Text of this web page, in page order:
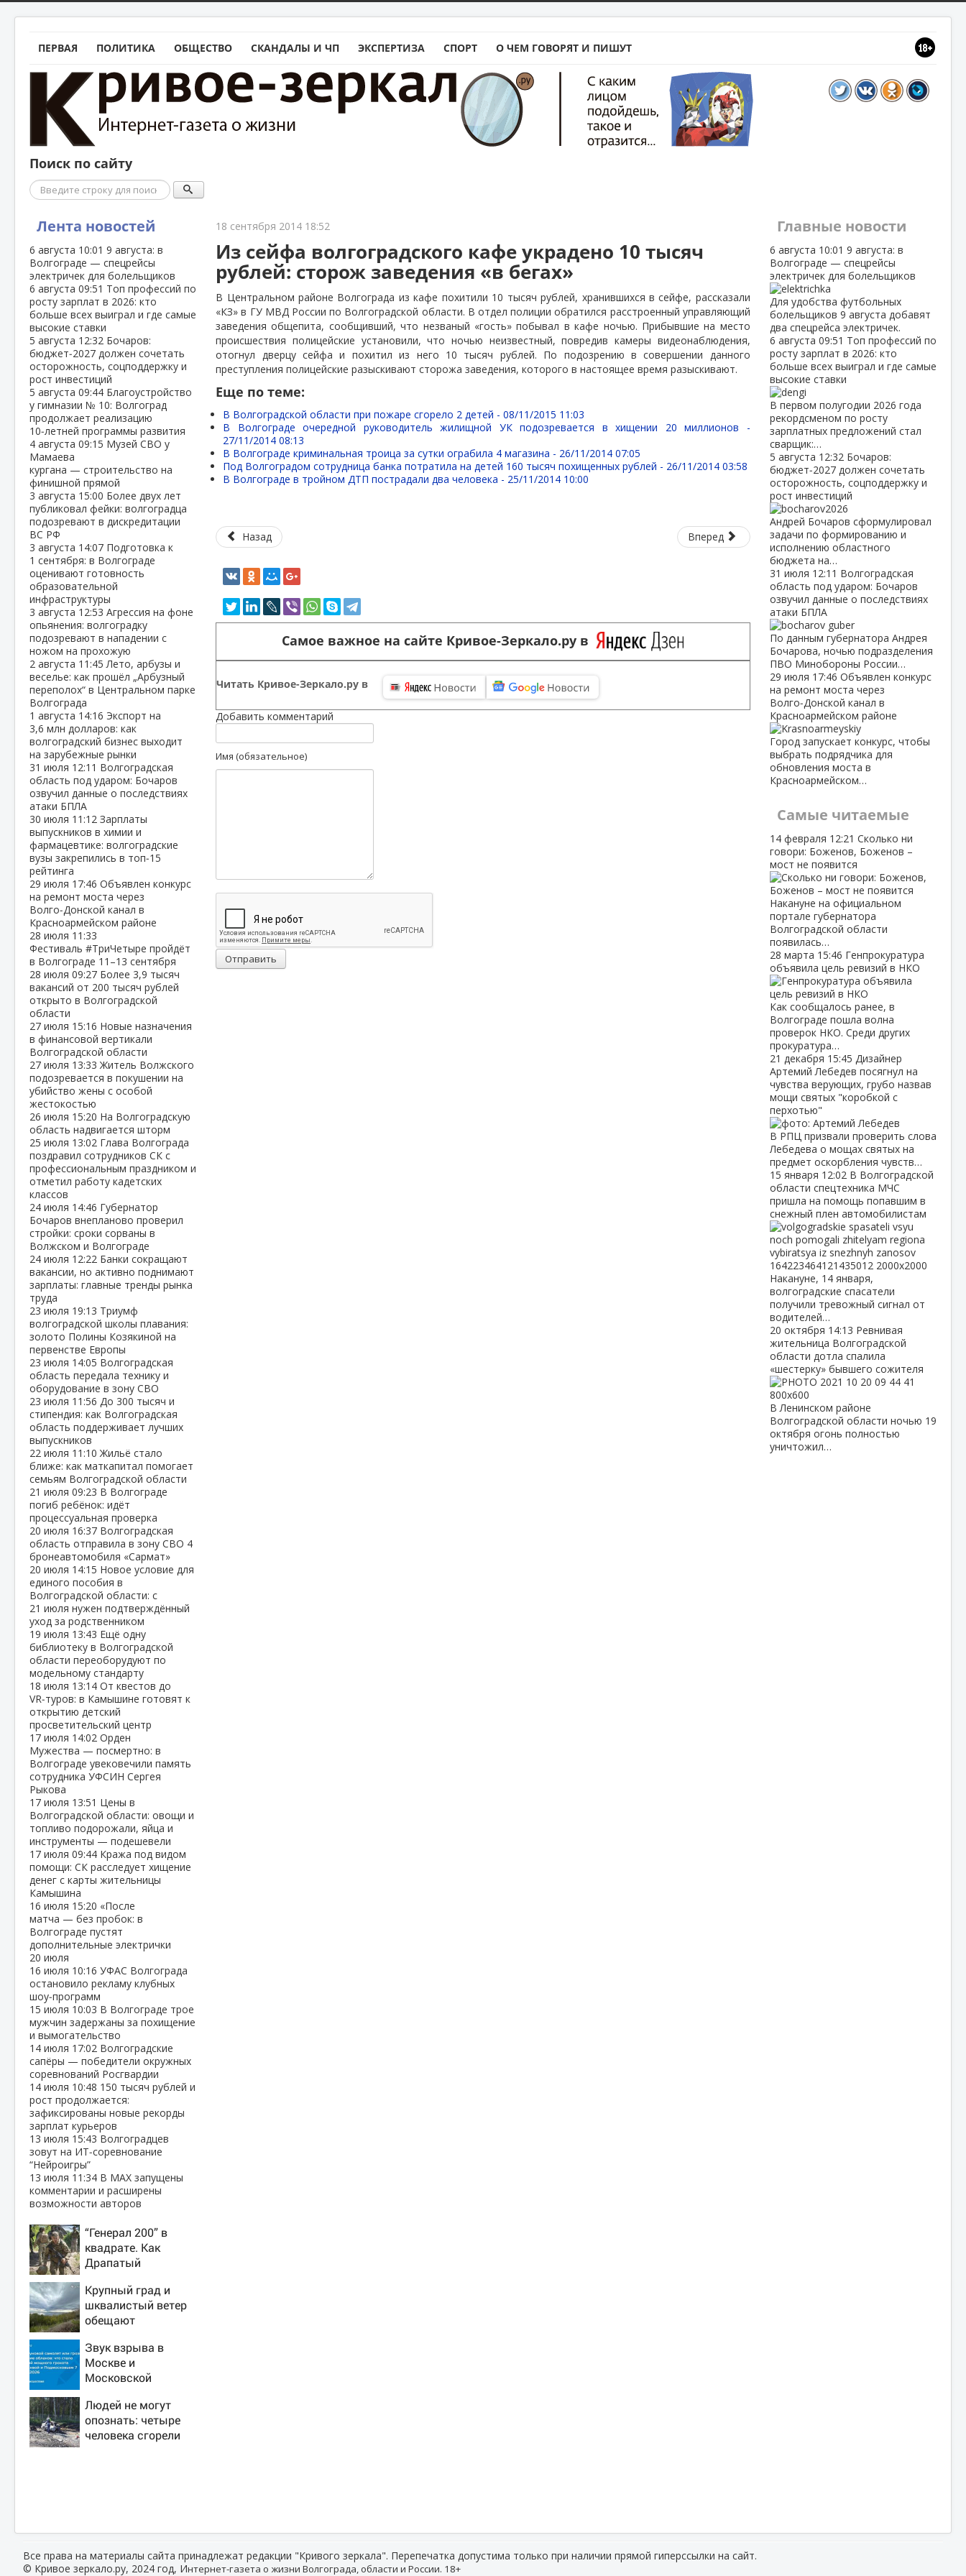
ПЕРВАЯ ПОЛИТИКА ОБЩЕСТВО СКАНДАЛЫ И ЧП ЭКСПЕРТИЗА СПОРТ О ЧЕМ ГОВОРЯТ И ПИШУТ
Поиск по сайту
Поиск
Лента новостей
6 августа 10:01 9 августа: в
Волгограде — спецрейсы
электричек для болельщиков
6 августа 09:51 Топ профессий по
росту зарплат в 2026: кто
больше всех выиграл и где самые
высокие ставки
5 августа 12:32 Бочаров:
бюджет‑2027 должен сочетать
осторожность, соцподдержку и
рост инвестиций
5 августа 09:44 Благоустройство
у гимназии № 10: Волгоград
продолжает реализацию
10‑летней программы развития
4 августа 09:15 Музей СВО у
Мамаева
кургана — строительство на
финишной прямой
3 августа 15:00 Более двух лет
публиковал фейки: волгоградца
подозревают в дискредитации
ВС РФ
3 августа 14:07 Подготовка к
1 сентября: в Волгограде
оценивают готовность
образовательной
инфраструктуры
3 августа 12:53 Агрессия на фоне
опьянения: волгоградку
подозревают в нападении с
ножом на прохожую
2 августа 11:45Лето, арбузы и
веселье: как прошёл „Арбузный
переполох“ в Центральном парке
Волгограда
1 августа 14:16 Экспорт на
3,6 млн долларов: как
волгоградский бизнес выходит
на зарубежные рынки
31 июля 12:11 Волгоградская
область под ударом: Бочаров
озвучил данные о последствиях
атаки БПЛА
30 июля 11:12 Зарплаты
выпускников в химии и
фармацевтике: волгоградские
вузы закрепились в топ‑15
рейтинга
29 июля 17:46 Объявлен конкурс
на ремонт моста через
Волго‑Донской канал в
Красноармейском районе
28 июля 11:33
Фестиваль #ТриЧетыре пройдёт
в Волгограде 11–13 сентября
28 июля 09:27 Более 3,9 тысяч
вакансий от 200 тысяч рублей
открыто в Волгоградской
области
27 июля 15:16 Новые назначения
в финансовой вертикали
Волгоградской области
27 июля 13:33Житель Волжского
подозревается в покушении на
убийство жены с особой
жестокостью
26 июля 15:20 На Волгоградскую
область надвигается шторм
25 июля 13:02 Глава Волгограда
поздравил сотрудников СК с
профессиональным праздником и
отметил работу кадетских
классов
24 июля 14:46 Губернатор
Бочаров внепланово проверил
стройки: сроки сорваны в
Волжском и Волгограде
24 июля 12:22 Банки сокращают
вакансии, но активно поднимают
зарплаты: главные тренды рынка
труда
23 июля 19:13 Триумф
волгоградской школы плавания:
золото Полины Козякиной на
первенстве Европы
23 июля 14:05 Волгоградская
область передала технику и
оборудование в зону СВО
23 июля 11:56 До 300 тысяч и
стипендия: как Волгоградская
область поддерживает лучших
выпускников
22 июля 11:10Жильё стало
ближе: как маткапитал помогает
семьям Волгоградской области
21 июля 09:23 В Волгограде
погиб ребёнок: идёт
процессуальная проверка
20 июля 16:37 Волгоградская
область отправила в зону СВО 4
бронеавтомобиля «Сармат»
20 июля 14:15 Новое условие для
единого пособия в
Волгоградской области: с
21 июля нужен подтверждённый
уход за родственником
19 июля 13:43 Ещё одну
библиотеку в Волгоградской
области переоборудуют по
модельному стандарту
18 июля 13:14 От квестов до
VR‑туров: в Камышине готовят к
открытию детский
просветительский центр
17 июля 14:02 Орден
Мужества — посмертно: в
Волгограде увековечили память
сотрудника УФСИН Сергея
Рыкова
17 июля 13:51 Цены в
Волгоградской области: овощи и
топливо подорожали, яйца и
инструменты — подешевели
17 июля 09:44 Кража под видом
помощи: СК расследует хищение
денег с карты жительницы
Камышина
16 июля 15:20 «После
матча — без пробок: в
Волгограде пустят
дополнительные электрички
20 июля
16 июля 10:16 УФАС Волгограда
остановило рекламу клубных
шоу‑программ
15 июля 10:03 В Волгограде трое
мужчин задержаны за похищение
и вымогательство
14 июля 17:02 Волгоградские
сапёры — победители окружных
соревнований Росгвардии
14 июля 10:48 150 тысяч рублей и
рост продолжается:
зафиксированы новые рекорды
зарплат курьеров
13 июля 15:43 Волгоградцев
зовут на ИТ‑соревнование
“Нейроигры”
13 июля 11:34 В МАХ запущены
комментарии и расширены
возможности авторов
“Генерал 200” в
квадрате. Как
Драпатый
Сырского
Крупный град и
шквалистый ветер
обещают
выходные
Звук взрыва в
Москве и
Московской
2026 года: Причины,
источник, откуда
был громкий хлопок
Людей не могут
опознать: четыре
человека сгорели
18 сентября 2014 18:52
Из сейфа волгоградского кафе украдено 10 тысяч
рублей: сторож заведения «в бегах»
В Центральном районе Волгограда из кафе похитили 10 тысяч рублей, хранившихся в сейфе, рассказали
«КЗ» в ГУ МВД России по Волгоградской области. В отдел полиции обратился расстроенный управляющий
заведения общепита, сообщивший, что незваный «гость» побывал в кафе ночью. Прибывшие на место
происшествия полицейские установили, что ночью неизвестный, повредив камеры видеонаблюдения,
отогнул дверцу сейфа и похитил из него 10 тысяч рублей. По подозрению в совершении данного
преступления полицейские разыскивают сторожа заведения, которого в настоящее время разыскивают.
Еще по теме:
В Волгоградской области при пожаре сгорело 2 детей -08/11/2015 11:03
В Волгограде очередной руководитель жилищной УК подозревается в хищении 20 миллионов -
27/11/2014 08:13
В Волгограде криминальная троица за сутки ограбила 4 магазина - 26/11/2014 07:05
Под Волгоградом сотрудница банка потратила на детей 160 тысяч похищенных рублей - 26/11/2014 03:58
В Волгограде в тройном ДТП пострадали два человека - 25/11/2014 10:00
Назад Вперед
Самое важное на сайте Кривое-Зеркало.ру в
Читать Кривое-Зеркало.ру в
Добавить комментарий
Имя (обязательное)
Отправить
Главные новости
6 августа 10:01 9 августа: в
Волгограде — спецрейсы
электричек для болельщиков
Для удобства футбольных
болельщиков 9 августа добавят
два спецрейса электричек.
6 августа 09:51 Топ профессий по
росту зарплат в 2026: кто
больше всех выиграл и где самые
высокие ставки
В первом полугодии 2026 года
рекордсменом по росту
зарплатных предложений стал
сварщик:…
5 августа 12:32 Бочаров:
бюджет‑2027 должен сочетать
осторожность, соцподдержку и
рост инвестиций
Андрей Бочаров сформулировал
задачи по формированию и
исполнению областного
бюджета на…
31 июля 12:11 Волгоградская
область под ударом: Бочаров
озвучил данные о последствиях
атаки БПЛА
По данным губернатора Андрея
Бочарова, ночью подразделения
ПВО Минобороны России…
29 июля 17:46 Объявлен конкурс
на ремонт моста через
Волго‑Донской канал в
Красноармейском районе
Город запускает конкурс, чтобы
выбрать подрядчика для
обновления моста в
Красноармейском…
Самые читаемые
14 февраля 12:21 Сколько ни
говори: Боженов, Боженов –
мост не появится
Накануне на официальном
портале губернатора
Волгоградской области
появилась…
28 марта 15:46 Генпрокуратура
объявила цель ревизий в НКО
Как сообщалось ранее, в
Волгограде пошла волна
проверок НКО. Среди других
прокуратура…
21 декабря 15:45 Дизайнер
Артемий Лебедев посягнул на
чувства верующих, грубо назвав
мощи святых "коробкой с
перхотью"
В РПЦ призвали проверить слова
Лебедева о мощах святых на
предмет оскорбления чувств…
15 января 12:02 В Волгоградской
области спецтехника МЧС
пришла на помощь попавшим в
снежный плен автомобилистам
Накануне, 14 января,
волгоградские спасатели
получили тревожный сигнал от
водителей…
20 октября 14:13 Ревнивая
жительница Волгоградской
области дотла спалила
«шестерку» бывшего сожителя
В Ленинском районе
Волгоградской области ночью 19
октября огонь полностью
уничтожил…
Все права на материалы сайта принадлежат редакции "Кривого зеркала". Перепечатка допустима только при наличии прямой гиперссылки на сайт.
© Кривое зеркало.ру, 2024 год, Интернет-газета о жизни Волгограда, области и России. 18+